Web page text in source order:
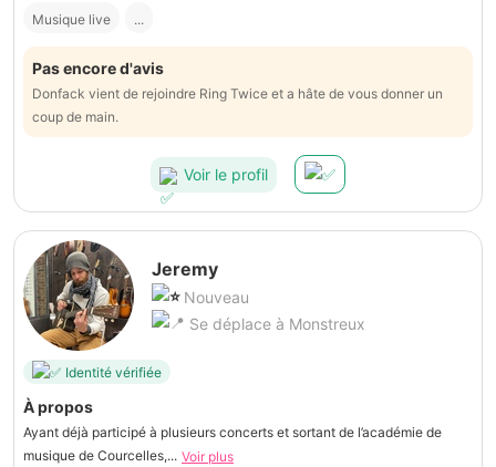
Musique live ...
Pas encore d'avis
Donfack vient de rejoindre Ring Twice et a hâte de vous donner un
coup de main.
Voir le profil
Jeremy
Nouveau
Se déplace à Monstreux
Identité vérifiée
À propos
Ayant déjà participé à plusieurs concerts et sortant de l’académie de
musique de Courcelles,... Voir plus